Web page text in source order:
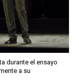
durante el ensayo
a su